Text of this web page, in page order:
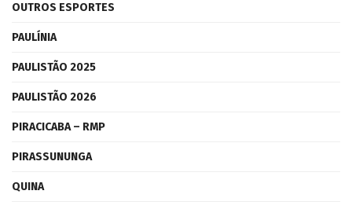
OUTROS ESPORTES
PAULÍNIA
PAULISTÃO 2025
PAULISTÃO 2026
PIRACICABA – RMP
PIRASSUNUNGA
QUINA